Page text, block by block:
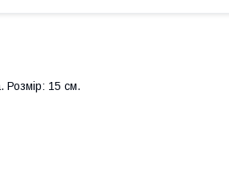
Розмір: 15 см.